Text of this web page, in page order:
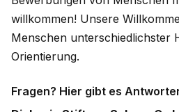
willkommen! Unsere
Menschen unterschiedlichster
Orientierung.
Fragen? Hier gibt es